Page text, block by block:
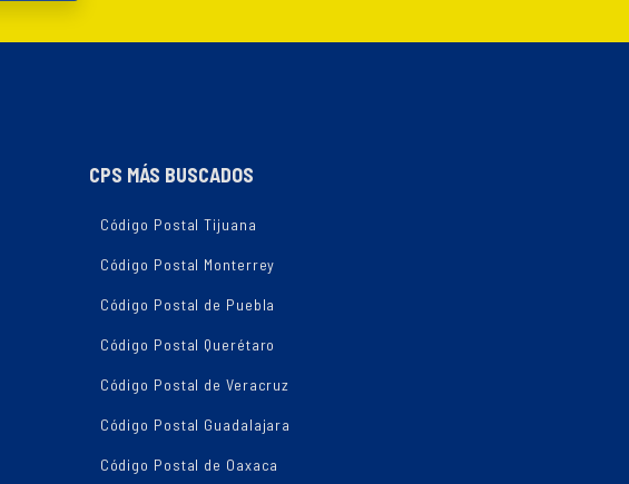
CPS MÁS BUSCADOS
Código Postal Tijuana
Código Postal Monterrey
Código Postal de Puebla
Código Postal Querétaro
Código Postal de Veracruz
Código Postal Guadalajara
Código Postal de Oaxaca